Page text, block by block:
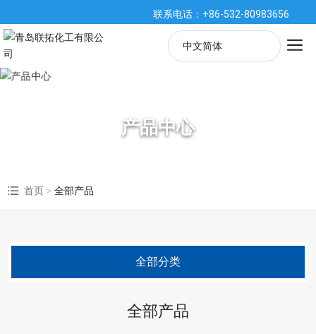
联系电话：+86-532-80983656
中文简体
España
产品中心
首页 全部产品
全部分类
全部产品